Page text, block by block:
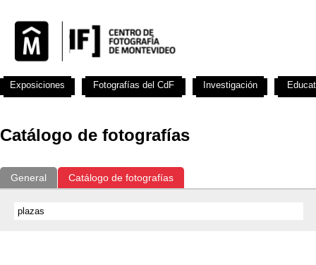
Catálogo de fotografías
General Catálogo de fotografías
Exposiciones Fotografías del CdF Investigación